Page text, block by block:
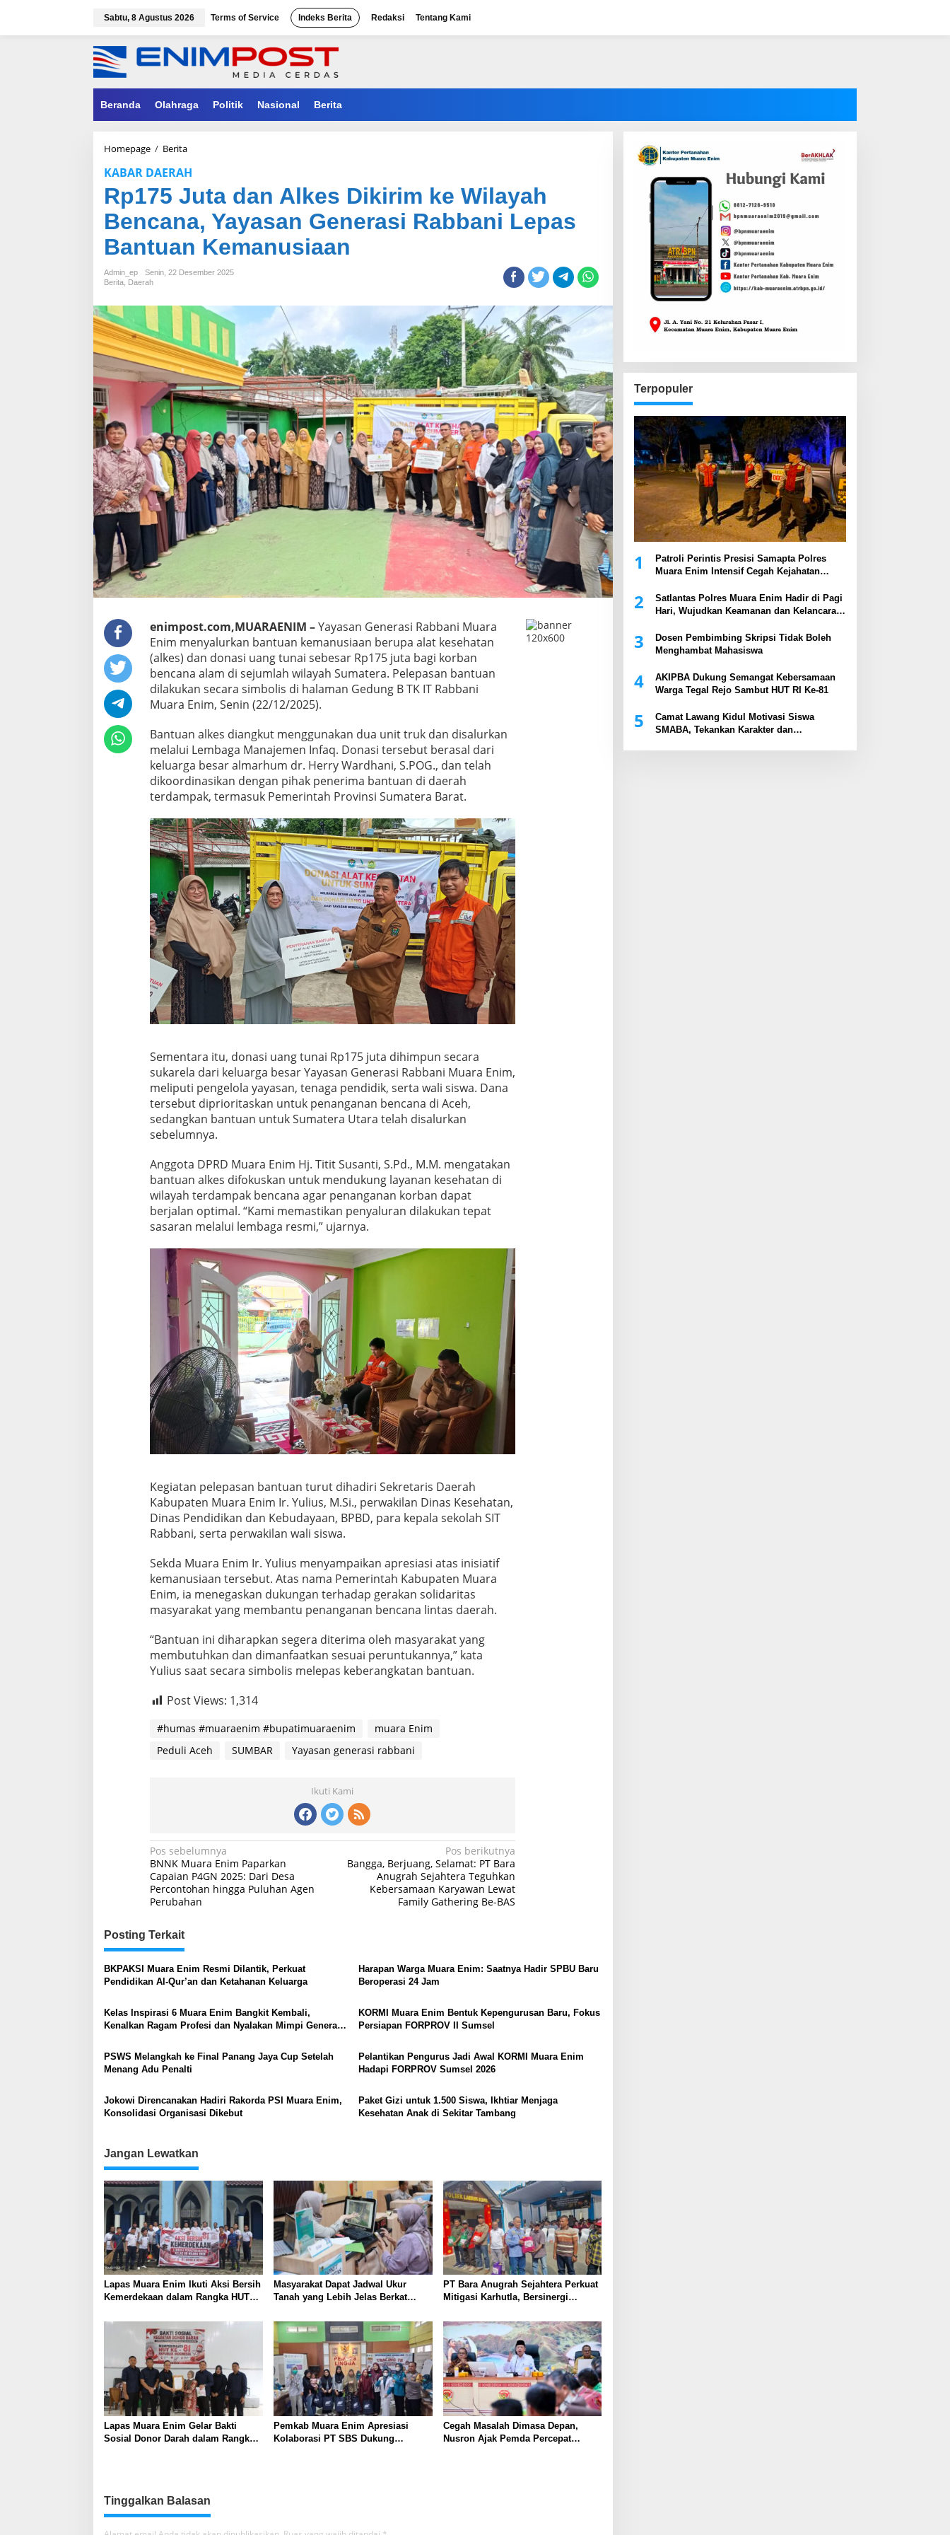
Sabtu, 8 Agustus 2026 Terms of Service Indeks Berita Redaksi Tentang Kami
Beranda Olahraga Politik Nasional Berita
Homepage / BeritaRp175
dan
Alkes
Dikirim
Wilayah
Bencana,
Yayasan
Rabbani
Kemanusiaan
KABAR DAERAH
Rp175 Juta dan Alkes Dikirim ke Wilayah
Bencana, Yayasan Generasi Rabbani Lepas
Bantuan Kemanusiaan
Admin_ep
Senin, 22 Desember 2025
Berita Daerah
enimpost.com,MUARAENIM –Yayasan Generasi Rabbani Muara
Enim menyalurkan bantuan kemanusiaan berupa alat kesehatan
(alkes) dan donasi uang tunai sebesar Rp175 juta bagi korban
bencana alam di sejumlah wilayah Sumatera. Pelepasan bantuan
dilakukan secara simbolis di halaman Gedung B TK IT Rabbani
Muara Enim, Senin (22/12/2025).
Bantuan alkes diangkut menggunakan dua unit truk dan disalurkan
melalui Lembaga Manajemen Infaq. Donasi tersebut berasal dari
keluarga besar almarhum dr. Herry Wardhani, S.POG., dan telah
dikoordinasikan dengan pihak penerima bantuan di daerah
terdampak, termasuk Pemerintah Provinsi Sumatera Barat.
Sementara itu, donasi uang tunai Rp175 juta dihimpun secara
sukarela dari keluarga besar Yayasan Generasi Rabbani Muara Enim,
meliputi pengelola yayasan, tenaga pendidik, serta wali siswa. Dana
tersebut diprioritaskan untuk penanganan bencana di Aceh,
sedangkan bantuan untuk Sumatera Utara telah disalurkan
sebelumnya.
Anggota DPRD Muara Enim Hj. Titit Susanti, S.Pd., M.M. mengatakan
bantuan alkes difokuskan untuk mendukung layanan kesehatan di
wilayah terdampak bencana agar penanganan korban dapat
berjalan optimal. “Kami memastikan penyaluran dilakukan tepat
sasaran melalui lembaga resmi,” ujarnya.
Kegiatan pelepasan bantuan turut dihadiri Sekretaris Daerah
Kabupaten Muara Enim Ir. Yulius, M.Si., perwakilan Dinas Kesehatan,
Dinas Pendidikan dan Kebudayaan, BPBD, para kepala sekolah SIT
Rabbani, serta perwakilan wali siswa.
Sekda Muara Enim Ir. Yulius menyampaikan apresiasi atas inisiatif
kemanusiaan tersebut. Atas nama Pemerintah Kabupaten Muara
Enim, ia menegaskan dukungan terhadap gerakan solidaritas
masyarakat yang membantu penanganan bencana lintas daerah.
“Bantuan ini diharapkan segera diterima oleh masyarakat yang
membutuhkan dan dimanfaatkan sesuai peruntukannya,” kata
Yulius saat secara simbolis melepas keberangkatan bantuan.
Post Views: 1,314
#humas #muaraenim #bupatimuaraenim
muara Enim
Peduli Aceh
SUMBAR Yayasan generasi rabbani
Ikuti Kami
Navigasi
pos
Pos sebelumnya
BNNK Muara Enim Paparkan
Capaian P4GN 2025: Dari Desa
Percontohan hingga Puluhan Agen
Perubahan
Pos berikutnya
Bangga, Berjuang, Selamat: PT Bara
Anugrah Sejahtera Teguhkan
Kebersamaan Karyawan Lewat
Family Gathering Be-BAS
Posting Terkait
BKPAKSI Muara Enim Resmi Dilantik, Perkuat
Pendidikan Al-Qur’an dan Ketahanan Keluarga
Harapan Warga Muara Enim: Saatnya Hadir SPBU Baru
Beroperasi 24 Jam
Kelas Inspirasi 6 Muara Enim Bangkit Kembali,
Kenalkan Ragam Profesi dan Nyalakan Mimpi Generasi
KORMI Muara Enim Bentuk Kepengurusan Baru, Fokus
Persiapan FORPROV II Sumsel
PSWS Melangkah ke Final Panang Jaya Cup Setelah
Menang Adu Penalti
Pelantikan Pengurus Jadi Awal KORMI Muara Enim
Hadapi FORPROV Sumsel 2026
Jokowi Direncanakan Hadiri Rakorda PSI Muara Enim,
Konsolidasi Organisasi Dikebut
Paket Gizi untuk 1.500 Siswa, Ikhtiar Menjaga
Kesehatan Anak di Sekitar Tambang
Jangan Lewatkan
Lapas Muara Enim Ikuti Aksi Bersih
Kemerdekaan dalam Rangka HUT
Masyarakat Dapat Jadwal Ukur
Tanah yang Lebih Jelas Berkat
PT Bara Anugrah Sejahtera Perkuat
Mitigasi Karhutla, Bersinergi
Edukasi Warga
Lapas Muara Enim Gelar Bakti
Sosial Donor Darah dalam Rangka
Pemkab Muara Enim Apresiasi
Kolaborasi PT SBS Dukung
Cegah Masalah Dimasa Depan,
Nusron Ajak Pemda Percepat
Tinggalkan Balasan
Terpopuler
1
Patroli Perintis Presisi Samapta Polres
Muara Enim Intensif Cegah Kejahatan
2
Satlantas Polres Muara Enim Hadir di Pagi
Hari, Wujudkan Keamanan dan Kelancaran
3
Dosen Pembimbing Skripsi Tidak Boleh
Menghambat Mahasiswa
4
AKIPBA Dukung Semangat Kebersamaan
Warga Tegal Rejo Sambut HUT RI Ke-81
5
Camat Lawang Kidul Motivasi Siswa
SMABA, Tekankan Karakter dan